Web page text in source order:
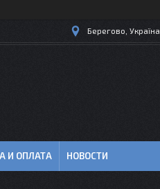
Берегово, Україна
И ОПЛАТА НОВОСТИ